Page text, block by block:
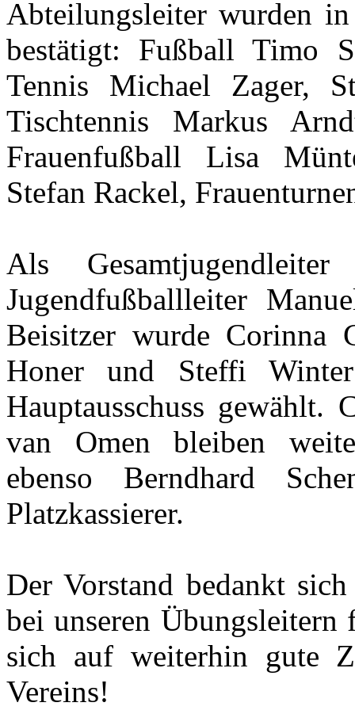
Abteilungsleiter wurden
bestätigt: Fußball Timo
Tennis Michael Zager,
Tischtennis Markus
Frauenfußball Lisa
Stefan Rackel,
Als
Jugendfußballleiter
Beisitzer wurde Corinna
Honer und Steffi
Hauptausschuss gewählt.
van Omen bleiben
ebenso Berndhard
Platzkassierer.
Der Vorstand bedankt
bei unseren
sich auf weiterhin gute
Vereins!